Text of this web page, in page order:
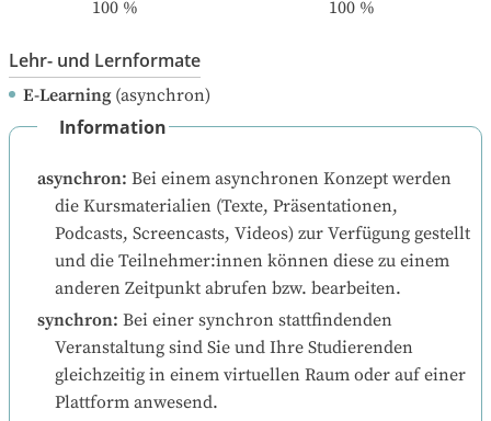
100% 100%
Lehr- und Lernformate
E-Learning(asynchron)
Information
asynchron: Bei einem asynchronen Konzept werden
die Kursmaterialien (Texte, Präsentationen,
Podcasts, Screencasts, Videos) zur Verfügung gestellt
und die Teilnehmer:innen können diese zu einem
anderen Zeitpunkt abrufen bzw. bearbeiten.
synchron: Bei einer synchron stattfindenden
Veranstaltung sind Sie und Ihre Studierenden
gleichzeitig in einem virtuellen Raum oder auf einer
Plattform anwesend.